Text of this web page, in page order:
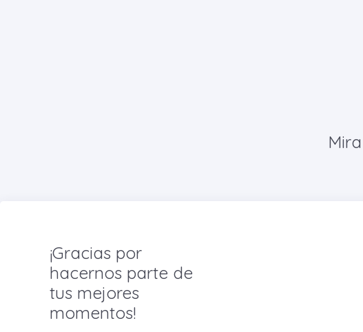
¡Gracias por
hacernos parte de
tus mejores
momentos!